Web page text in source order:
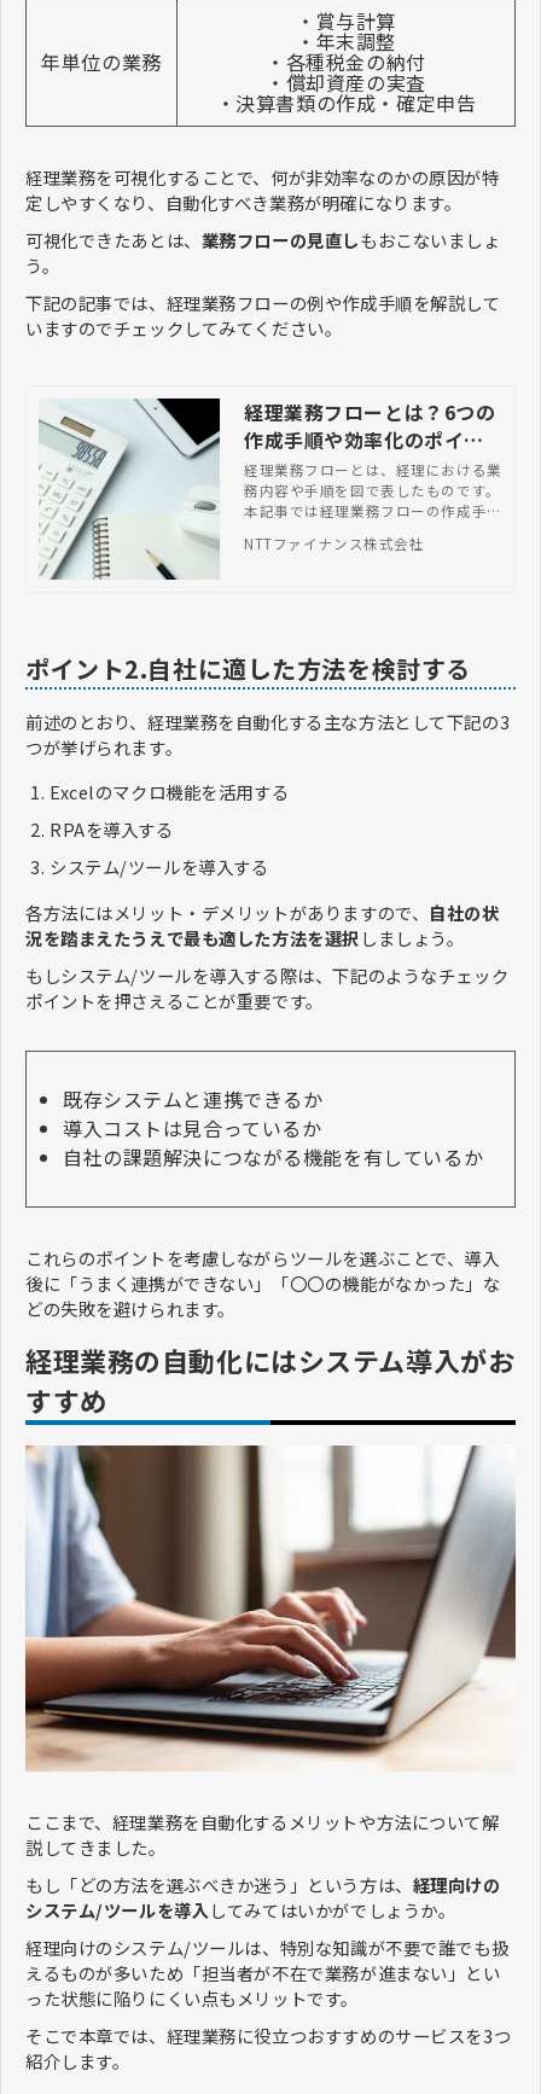
年単位の業務
・賞与計算
・年末調整
・各種税金の納付
・償却資産の実査
・決算書類の作成・確定申告
経理業務を可視化することで、何が非効率なのかの原因が特
定しやすくなり、自動化すべき業務が明確になります。
可視化できたあとは、 業務フローの見直しもおこないましょ
う。
下記の記事では、経理業務フローの例や作成手順を解説して
いますのでチェックしてみてください。
経理業務フローとは？6つの
作成手順や効率化のポイン
トも紹介
経理業務フローとは、経理における業
務内容や手順を図で表したものです。
本記事では経理業務フローの作成手順
す。
NTTファイナンス株式会社
ポイント2.自社に適した方法を検討する
前述のとおり、経理業務を自動化する主な方法として下記の3
つが挙げられます。
Excelのマクロ機能を活用する
RPAを導入する
システム/ツールを導入する
各方法にはメリット・デメリットがありますので、 自社の状
況を踏まえたうえで最も適した方法を選択 しましょう。
もしシステム/ツールを導入する際は、下記のようなチェック
ポイントを押さえることが重要です。
既存システムと連携できるか
導入コストは見合っているか
自社の課題解決につながる機能を有しているか
これらのポイントを考慮しながらツールを選ぶことで、導入
後に「うまく連携ができない」「〇〇の機能がなかった」な
どの失敗を避けられます。
経理業務の自動化にはシステム導入がお
すすめ
ここまで、経理業務を自動化するメリットや方法について解
説してきました。
もし「どの方法を選ぶべきか迷う」という方は、 経理向けの
システム/ツールを導入してみてはいかがでしょうか。
経理向けのシステム/ツールは、特別な知識が不要で誰でも扱
えるものが多いため「担当者が不在で業務が進まない」とい
った状態に陥りにくい点もメリットです。
そこで本章では、経理業務に役立つおすすめのサービスを3つ
紹介します。